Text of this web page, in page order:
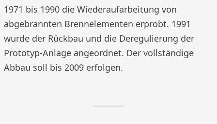
1971 bis 1990 die Wiederaufarbeitung von
abgebrannten Brennelementen erprobt. 1991
wurde der Rückbau und die Deregulierung der
Prototyp-Anlage angeordnet. Der vollständige
Abbau soll bis 2009 erfolgen.